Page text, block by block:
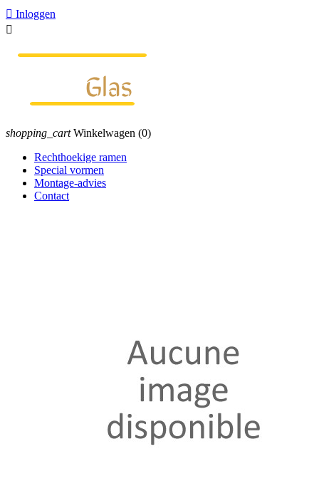
 Inloggen

shopping_cart Winkelwagen (0)
Rechthoekige ramen
Special vormen
Montage-advies
Contact